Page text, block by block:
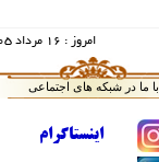
امروز : 16 مرداد 1405
با ما در شبکه های اجتماعی
اینستاگرام